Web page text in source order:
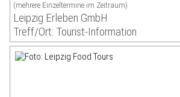
(mehrere Einzeltermine im Zeitraum)
Leipzig Erleben GmbH
Treff/Ort: Tourist-Information